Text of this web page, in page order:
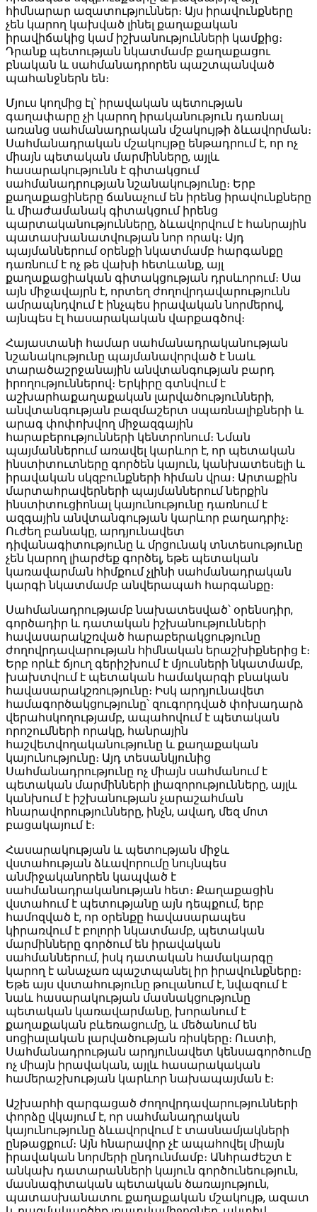
հիմնարար ազատություններ։ Այս իրավունքները
չեն կարող կախված լինել քաղաքական
իրավիճակից կամ իշխանությունների կամքից։
Դրանք պետության նկատմամբ քաղաքացու
բնական և սահմանադրորեն պաշտպանված
պահանջներն են։
Մյուս կողմից էլ՝ իրավական պետության
գաղափարը չի կարող իրականություն դառնալ
առանց սահմանադրական մշակույթի ձևավորման։
Սահմանադրական մշակույթը ենթադրում է, որ ոչ
միայն պետական մարմինները, այլև
հասարակությունն է գիտակցում
սահմանադրության նշանակությունը։ Երբ
քաղաքացիները ճանաչում են իրենց իրավունքները
և միաժամանակ գիտակցում իրենց
պարտականությունները, ձևավորվում է հանրային
պատասխանատվության նոր որակ։ Այդ
պայմաններում օրենքի նկատմամբ հարգանքը
դառնում է ոչ թե վախի հետևանք, այլ
քաղաքացիական գիտակցության դրսևորում։ Սա
այն միջավայրն է, որտեղ ժողովրդավարությունն
ամրապնդվում է ինչպես իրավական նորմերով,
այնպես էլ հասարակական վարքագծով։
Հայաստանի համար սահմանադրականության
նշանակությունը պայմանավորված է նաև
տարածաշրջանային անվտանգության բարդ
իրողություններով։ Երկիրը գտնվում է
աշխարհաքաղաքական լարվածությունների,
անվտանգության բազմաշերտ սպառնալիքների և
արագ փոփոխվող միջազգային
հարաբերությունների կենտրոնում։ Նման
պայմաններում առավել կարևոր է, որ պետական
ինստիտուտները գործեն կայուն, կանխատեսելի և
իրավական սկզբունքների հիման վրա։ Արտաքին
մարտահրավերների պայմաններում ներքին
ինստիտուցիոնալ կայունությունը դառնում է
ազգային անվտանգության կարևոր բաղադրիչ։
Ուժեղ բանակը, արդյունավետ
դիվանագիտությունը և մրցունակ տնտեսությունը
չեն կարող լիարժեք գործել, եթե պետական
կառավարման հիմքում չլինի սահմանադրական
կարգի նկատմամբ անվերապահ հարգանքը։
Սահմանադրությամբ նախատեսված՝ օրենսդիր,
գործադիր և դատական իշխանությունների
հավասարակշռված հարաբերակցությունը
ժողովրդավարության հիմնական երաշխիքներից է։
Երբ որևէ ճյուղ գերիշխում է մյուսների նկատմամբ,
խախտվում է պետական համակարգի բնական
հավասարակշռությունը։ Իսկ արդյունավետ
համագործակցությունը՝ զուգորդված փոխադարձ
վերահսկողությամբ, ապահովում է պետական
որոշումների որակը, հանրային
հաշվետվողականությունը և քաղաքական
կայունությունը։ Այդ տեսանկյունից
Սահմանադրությունը ոչ միայն սահմանում է
պետական մարմինների լիազորությունները, այլև
կանխում է իշխանության չարաշահման
հնարավորությունները, ինչն, ավաղ, մեզ մոտ
բացակայում է։
Հասարակության և պետության միջև
վստահության ձևավորումը նույնպես
անմիջականորեն կապված է
սահմանադրականության հետ։ Քաղաքացին
վստահում է պետությանը այն դեպքում, երբ
համոզված է, որ օրենքը հավասարապես
կիրառվում է բոլորի նկատմամբ, պետական
մարմինները գործում են իրավական
սահմաններում, իսկ դատական համակարգը
կարող է անաչառ պաշտպանել իր իրավունքները։
Եթե այս վստահությունը թուլանում է, նվազում է
նաև հասարակության մասնակցությունը
պետական կառավարմանը, խորանում է
քաղաքական բևեռացումը, և մեծանում են
սոցիալական լարվածության ռիսկերը։ Ուստի,
Սահմանադրության արդյունավետ կենսագործումը
ոչ միայն իրավական, այլև հասարակական
համերաշխության կարևոր նախապայման է։
Աշխարհի զարգացած ժողովրդավարությունների
փորձը վկայում է, որ սահմանադրական
կայունությունը ձևավորվում է տասնամյակների
ընթացքում։ Այն հնարավոր չէ ապահովել միայն
իրավական նորմերի ընդունմամբ։ Անհրաժեշտ է
անկախ դատարանների կայուն գործունեություն,
մասնագիտական պետական ծառայություն,
պատասխանատու քաղաքական մշակույթ, ազատ